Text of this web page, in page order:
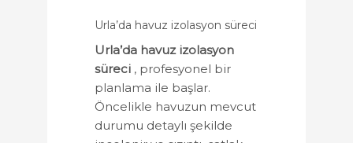
Urla’da havuz izolasyon süreci
Urla’da havuz izolasyon
süreci, profesyonel bir
planlama ile başlar.
Öncelikle havuzun mevcut
durumu detaylı şekilde